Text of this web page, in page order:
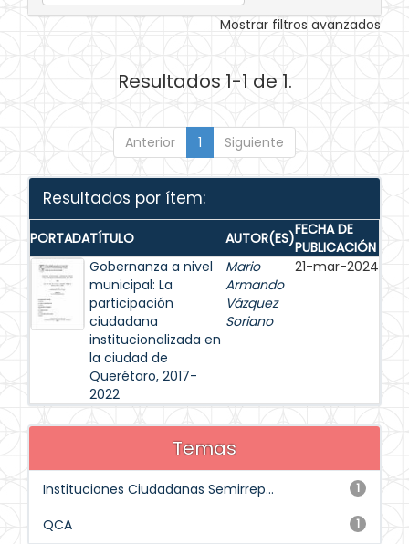
Mostrar filtros avanzados
Resultados 1-1 de 1.
Anterior 1 Siguiente
Resultados por ítem:
PORTADATÍTULO AUTOR(ES)FECHA DE
PUBLICACIÓN
Gobernanza a nivel
municipal: La
participación
ciudadana
institucionalizada en
la ciudad de
Querétaro, 2017-
2022
Mario
Armando
Vázquez
Soriano
21-mar-2024
Temas
1
Instituciones Ciudadanas Semirrep...
1
QCA